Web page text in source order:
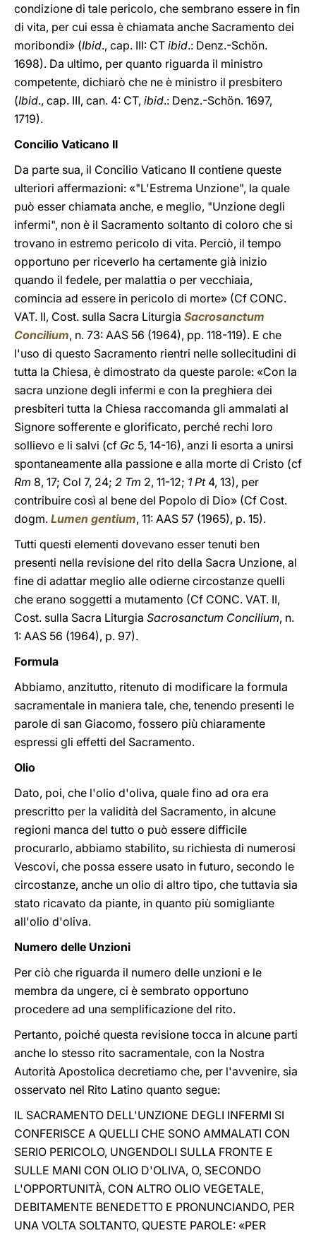
condizione di tale pericolo, che sembrano essere in fin
di vita, per cui essa è chiamata anche Sacramento dei
moribondi» (Ibid., cap. III: CT ibid.: Denz.-Schön.
1698). Da ultimo, per quanto riguarda il ministro
competente, dichiarò che ne è ministro il presbitero
(Ibid., cap. III, can. 4: CT, ibid.: Denz.-Schön. 1697,
1719).
Concilio Vaticano II
Da parte sua, il Concilio Vaticano II contiene queste
ulteriori affermazioni: «"L'Estrema Unzione", la quale
può esser chiamata anche, e meglio, "Unzione degli
infermi", non è il Sacramento soltanto di coloro che si
trovano in estremo pericolo di vita. Perciò, il tempo
opportuno per riceverlo ha certamente già inizio
quando il fedele, per malattia o per vecchiaia,
comincia ad essere in pericolo di morte» (Cf CONC.
VAT. II, Cost. sulla Sacra Liturgia Sacrosanctum
Concilium, n. 73: AAS 56 (1964), pp. 118-119). E che
l'uso di questo Sacramento rientri nelle sollecitudini di
tutta la Chiesa, è dimostrato da queste parole: «Con la
sacra unzione degli infermi e con la preghiera dei
presbiteri tutta la Chiesa raccomanda gli ammalati al
Signore sofferente e glorificato, perché rechi loro
sollievo e li salvi (cf Gc 5, 14-16), anzi li esorta a unirsi
spontaneamente alla passione e alla morte di Cristo (cf
Rm 8, 17; Col 7, 24; 2 Tm 2, 11-12; 1 Pt4, 13), per
contribuire così al bene del Popolo di Dio» (Cf Cost.
dogm. Lumen gentium, 11: AAS 57 (1965), p. 15).
Tutti questi elementi dovevano esser tenuti ben
presenti nella revisione del rito della Sacra Unzione, al
fine di adattar meglio alle odierne circostanze quelli
che erano soggetti a mutamento (Cf CONC. VAT. II,
Cost. sulla Sacra Liturgia Sacrosanctum Concilium, n.
1: AAS 56 (1964), p. 97).
Formula
Abbiamo, anzitutto, ritenuto di modificare la formula
sacramentale in maniera tale, che, tenendo presenti le
parole di san Giacomo, fossero più chiaramente
espressi gli effetti del Sacramento.
Olio
Dato, poi, che l'olio d'oliva, quale fino ad ora era
prescritto per la validità del Sacramento, in alcune
regioni manca del tutto o può essere difficile
procurarlo, abbiamo stabilito, su richiesta di numerosi
Vescovi, che possa essere usato in futuro, secondo le
circostanze, anche un olio di altro tipo, che tuttavia sia
stato ricavato da piante, in quanto più somigliante
all'olio d'oliva.
Numero delle Unzioni
Per ciò che riguarda il numero delle unzioni e le
membra da ungere, ci è sembrato opportuno
procedere ad una semplificazione del rito.
Pertanto, poiché questa revisione tocca in alcune parti
anche lo stesso rito sacramentale, con la Nostra
Autorità Apostolica decretiamo che, per l'avvenire, sia
osservato nel Rito Latino quanto segue:
IL SACRAMENTO DELL'UNZIONE DEGLI INFERMI SI
CONFERISCE A QUELLI CHE SONO AMMALATI CON
SERIO PERICOLO, UNGENDOLI SULLA FRONTE E
SULLE MANI CON OLIO D'OLIVA, O, SECONDO
L'OPPORTUNITÀ, CON ALTRO OLIO VEGETALE,
DEBITAMENTE BENEDETTO E PRONUNCIANDO, PER
UNA VOLTA SOLTANTO, QUESTE PAROLE: «PER